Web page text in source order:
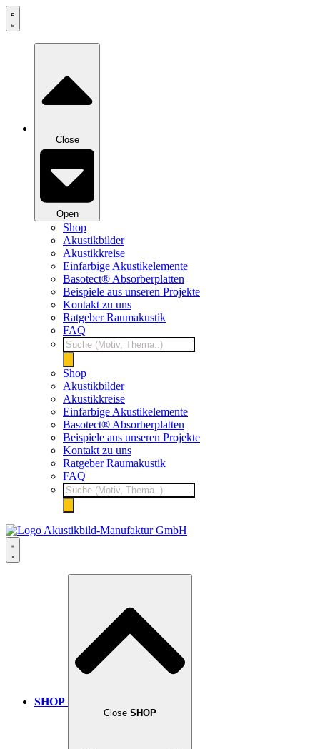
Zum
Inhalt
Close
Open
Shop
Akustikbilder
Akustikkreise
Einfarbige Akustikelemente
Basotect® Absorberplatten
Beispiele aus unseren Projekte
Kontakt zu uns
Ratgeber Raumakustik
FAQ
Products
search
Shop
Akustikbilder
Akustikkreise
Einfarbige Akustikelemente
Basotect® Absorberplatten
Beispiele aus unseren Projekte
Kontakt zu uns
Ratgeber Raumakustik
FAQ
Products
search
SHOP
Close SHOP